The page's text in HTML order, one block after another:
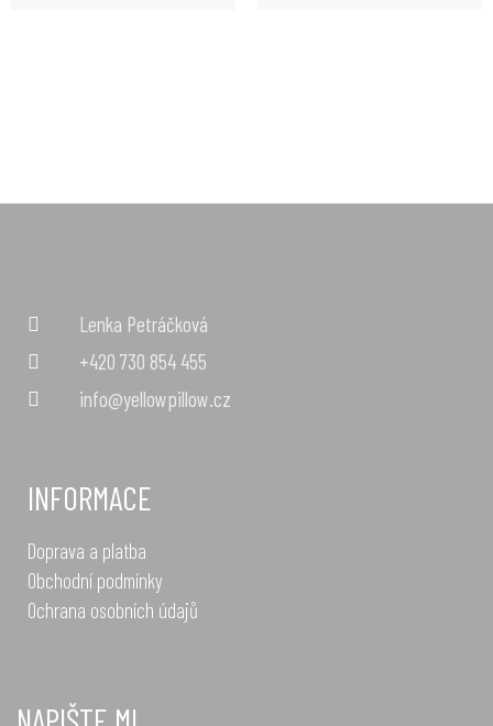
Lenka Petráčková
+420 730 854 455
info@yellowpillow.cz
INFORMACE
Doprava a platba
Obchodní podmínky
Ochrana osobních údajů